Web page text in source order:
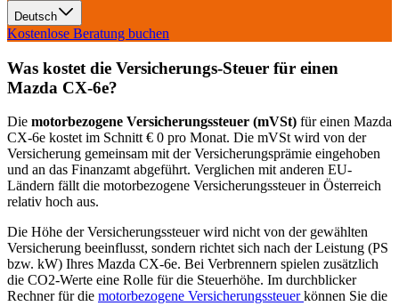
Deutsch
Kostenlose Beratung buchen
Was kostet die Versicherungs-Steuer für einen
Mazda CX-6e?
Die motorbezogene Versicherungssteuer (mVSt) für einen Mazda
CX-6e kostet im Schnitt € 0 pro Monat. Die mVSt wird von der
Versicherung gemeinsam mit der Versicherungsprämie eingehoben
und an das Finanzamt abgeführt. Verglichen mit anderen EU-
Ländern fällt die motorbezogene Versicherungssteuer in Österreich
relativ hoch aus.
Die Höhe der Versicherungssteuer wird nicht von der gewählten
Versicherung beeinflusst, sondern richtet sich nach der Leistung (PS
bzw. kW) Ihres Mazda CX-6e. Bei Verbrennern spielen zusätzlich
die CO2-Werte eine Rolle für die Steuerhöhe. Im durchblicker
Rechner für die motorbezogene Versicherungssteuerkönnen Sie die